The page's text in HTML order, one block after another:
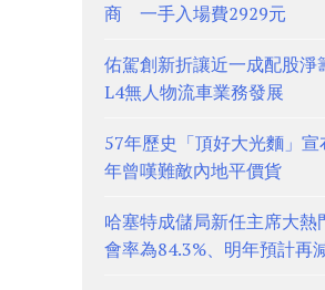
商 一手入場費2929元
佑駕創新折讓近一成配股
L4無人物流車業務發展
57年歷史「頂好大光麵」
年曾嘆難敵內地平價貨
哈塞特成儲局新任主席大
會率為84.3%、明年預計再